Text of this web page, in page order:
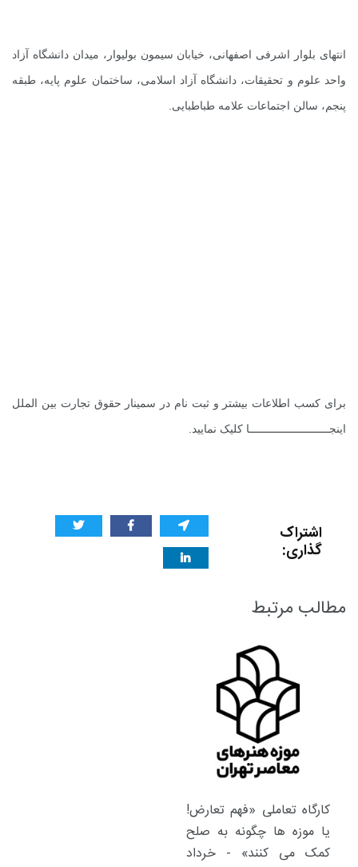
انتهای بلوار اشرفی اصفهانی، خیابان سیمون بولیوار، میدان دانشگاه آزاد
واحد علوم و تحقیقات، دانشگاه آزاد اسلامی، ساختمان علوم پایه، طبقه
پنجم، سالن اجتماعات علامه طباطبایی.
برای کسب اطلاعات بیشتر و ثبت نام در سمینار حقوق تجارت بین الملل
اینجـــــــــــــــــــــــــا کلیک نمایید.
اشتراک
گذاری:
مطالب مرتبط
کارگاه تعاملی «فهم تعارض!
یا موزه ها چگونه به صلح
کمک می کنند» - خرداد